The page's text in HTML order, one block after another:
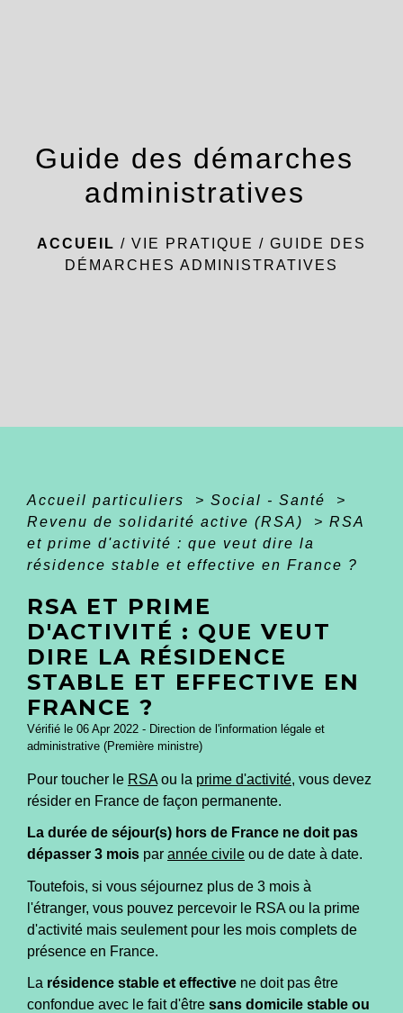
Guide des démarches
administratives
ACCUEIL / VIE PRATIQUE / GUIDE DES
DÉMARCHES ADMINISTRATIVES
Accueil particuliers > Social - Santé
>
Revenu de solidarité active (RSA)
> RSA
et prime d'activité : que veut dire la
résidence stable et effective en France ?
RSA ET PRIME
D'ACTIVITÉ : QUE VEUT
DIRE LA RÉSIDENCE
STABLE ET EFFECTIVE EN
FRANCE ?
Vérifié le 06 Apr 2022 - Direction de l'information légale et
administrative (Première ministre)
Pour toucher le RSA ou la prime d'activité, vous devez
résider en France de façon permanente.
La durée de séjour(s) hors de France ne doit pas
dépasser 3 mois par année civile ou de date à date.
Toutefois, si vous séjournez plus de 3 mois à
l'étranger, vous pouvez percevoir le RSA ou la prime
d'activité mais seulement pour les mois complets de
présence en France.
La résidence stable et effective ne doit pas être
confondue avec le fait d'être sans domicile stable ou